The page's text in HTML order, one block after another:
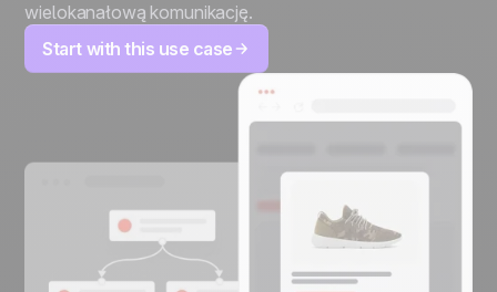
wielokanałową komunikację.
Start with this use case